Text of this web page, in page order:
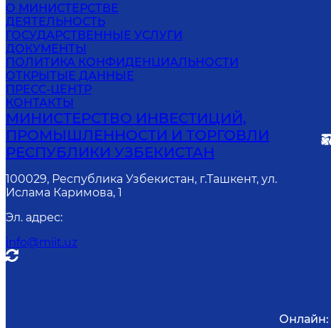
О МИНИСТЕРСТВЕ
ДЕЯТЕЛЬНОСТЬ
ГОСУДАРСТВЕННЫЕ УСЛУГИ
ДОКУМЕНТЫ
ПОЛИТИКА КОНФИДЕНЦИАЛЬНОСТИ
ОТКРЫТЫЕ ДАННЫЕ
ПРЕСС-ЦЕНТР
КОНТАКТЫ
МИНИСТЕРСТВО ИНВЕСТИЦИЙ,
ПРОМЫШЛЕННОСТИ И ТОРГОВЛИ
РЕСПУБЛИКИ УЗБЕКИСТАН
100029, Республика Узбекистан, г.Ташкент, ул.
Ислама Каримова, 1
Эл. адрес:
info@miit.uz
Онлайн: